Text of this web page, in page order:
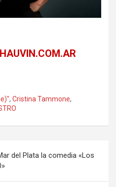
, Cristina Tammone,
del Plata la comedia «Los